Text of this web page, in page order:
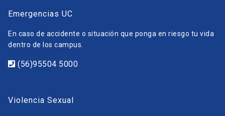
Emergencias UC
En caso de accidente o situación que ponga en riesgo tu vida
dentro de los campus.
(56)95504 5000
Violencia Sexual